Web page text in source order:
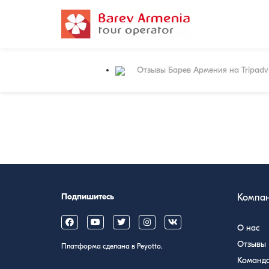
Отзывы Барев Армения на
Подпишитесь
Платформа сделана в Peyotto.
О нас
Отзывы